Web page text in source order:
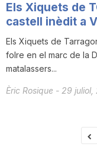
Els Xiquets de
castell inèdit a
Els Xiquets de
folre en el marc de la
matalassers...
Èric Rosique - 29 juliol,